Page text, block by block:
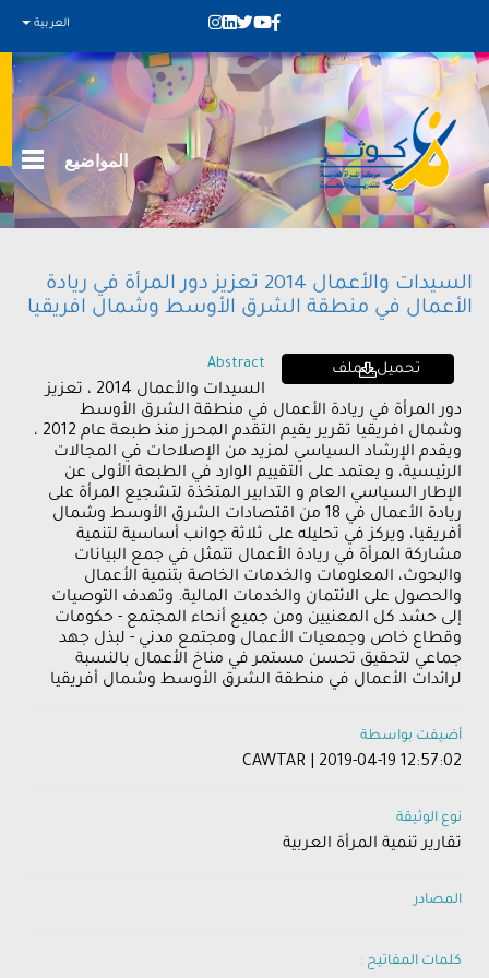
العربية
المواضيع
السيدات والأعمال 2014 تعزيز دور المرأة في ريادة
الأعمال في منطقة الشرق الأوسط وشمال افريقيا
تحميل الملف Abstract
السيدات والأعمال 2014 ، تعزيز
دور المرأة في ريادة الأعمال في منطقة الشرق الأوسط
وشمال افريقيا تقرير يقيم التقدم المحرز منذ طبعة عام 2012 ،
ويقدم الإرشاد السياسي لمزيد من الإصلاحات في المجالات
الرئيسية، و يعتمد على التقييم الوارد في الطبعة الأولى عن
الإطار السياسي العام و التدابير المتخذة لتشجيع المرأة على
ريادة الأعمال في 18 من اقتصادات الشرق الأوسط وشمال
أفريقيا، ويركز في تحليله على ثلاثة جوانب أساسية لتنمية
مشاركة المرأة في ريادة الأعمال تتمثل في جمع البيانات
والبحوث، المعلومات والخدمات الخاصة بتنمية الأعمال
والحصول على الائتمان والخدمات المالية. وتهدف التوصيات
إلى حشد كل المعنيين ومن جميع أنحاء المجتمع - حكومات
وقطاع خاص وجمعيات الأعمال ومجتمع مدني - لبذل جهد
جماعي لتحقيق تحسن مستمر في مناخ الأعمال بالنسبة
لرائدات الأعمال في منطقة الشرق الأوسط وشمال أفريقيا
أضيفت بواسطة
CAWTAR | 2019-04-19 12:57:02
نوع الوثيقة
تقارير تنمية المرأة العربية
المصادر
كلمات المفاتيح :